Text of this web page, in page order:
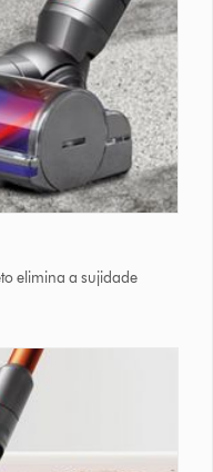
elimina a sujidade